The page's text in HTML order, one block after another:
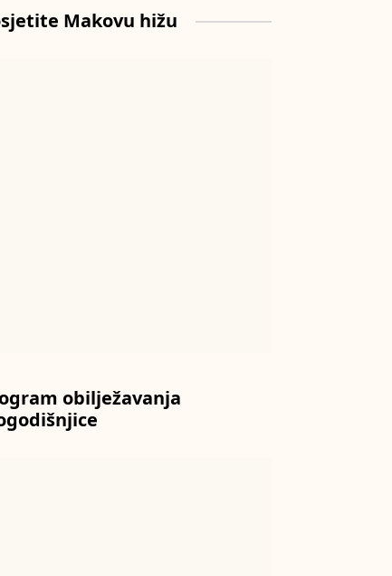
Makovu hižu
obilježavanja